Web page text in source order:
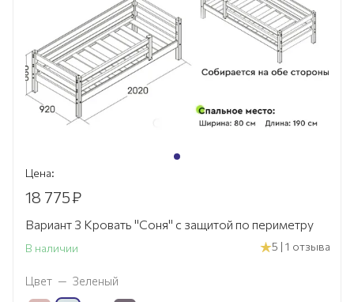
Цена:
18 775₽
Вариант 3 Кровать "Соня" с защитой по периметру
В наличии 5 | 1 отзыва
Цвет — Зеленый